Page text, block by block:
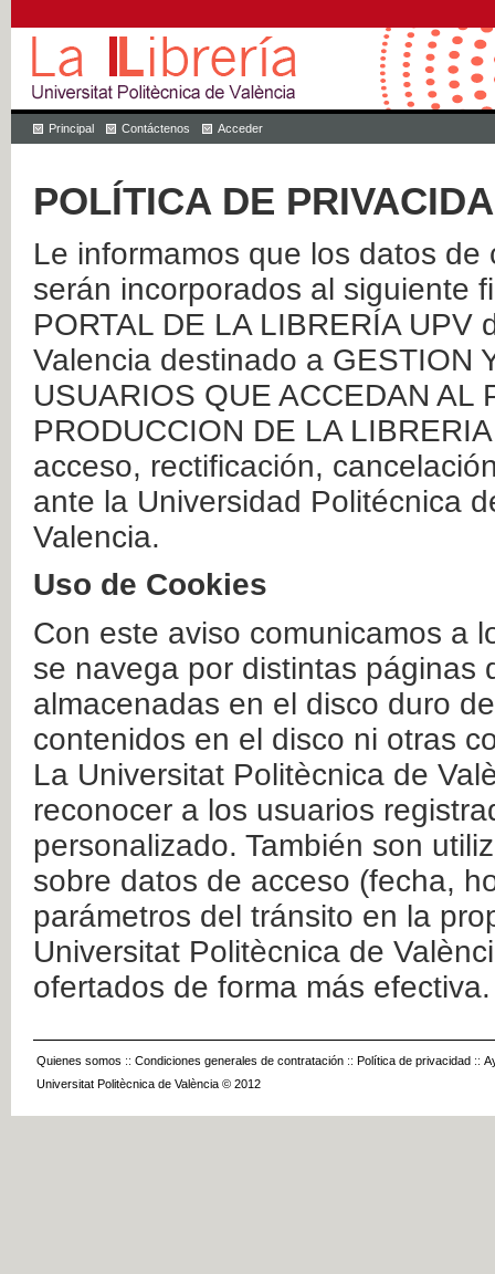
Principal Contáctenos Acceder
POLÍTICA DE
Le informamos que los datos
serán incorporados al siguiente
PORTAL DE LA LIBRERÍA
Valencia destinado a GESTION
USUARIOS QUE ACCEDAN AL
PRODUCCION DE LA
acceso, rectificación,
ante la Universidad Politécnica
Valencia.
Uso de Cookies
Con este aviso comunicamos a
se navega por distintas páginas
almacenadas en el disco duro
contenidos en el disco ni otras
La Universitat Politècnica de
reconocer a los usuarios
personalizado. También son
sobre datos de acceso (fecha,
parámetros del tránsito en la
Universitat Politècnica de
ofertados de forma más efectiva.
Quienes somos :: Condiciones generales de contratación :: Política de privacidad ::
Universitat Politècnica de València © 2012